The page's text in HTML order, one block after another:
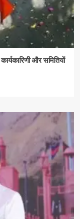
और समितियों